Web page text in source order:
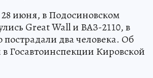
28 июня, в Подосиновском
Great Wall и ВАЗ-2110, в
пострадали два человека. Об
Госавтоинспекции Кировской